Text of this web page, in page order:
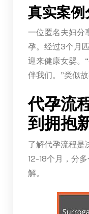
真实案例
一位匿名夫妇分
孕。经过3个月
迎来健康女婴。
伴我们。”类似
代孕流
到拥抱
了解代孕流程是
12-18个月，分
解。